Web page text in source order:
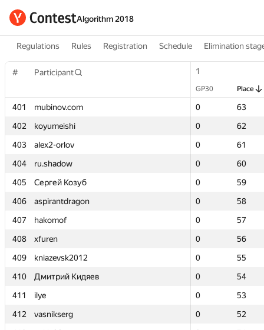
Algorithm 2018
Regulations Rules Registration Schedule Elimination
# Participant 1
GP30 Place
401 mubinov.com 0
63
402
koyumeishi 0
62
403
alex2-orlov 0
61
404
ru.shadow 0
60
405
Сергей Козуб 0
59
406
aspirantdragon 0
58
407
hakomof 0
57
408
xfuren 0
56
409
kniazevsk2012 0
55
410
Дмитрий Кидяев 0
54
411
ilye 0
53
412
vasnikserg 0
52
# Participant 1
GP30 Place
401 mubinov.com 0
63
402
koyumeishi 0
62
403
alex2-orlov 0
61
404
ru.shadow 0
60
405
Сергей Козуб 0
59
406
aspirantdragon 0
58
407
hakomof 0
57
408
xfuren 0
56
409
kniazevsk2012 0
55
410
Дмитрий Кидяев 0
54
411
ilye 0
53
412
vasnikserg 0
52